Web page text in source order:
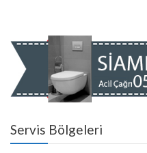
Servis Bölgeleri